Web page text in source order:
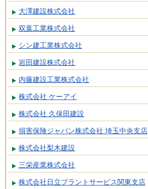
大澤建設株式会社
双葉工業株式会社
シン建工業株式会社
岩田建設株式会社
内藤建設工業株式会社
株式会社 ケーアイ
株式会社 久保田建設
損害保険ジャパン株式会社 埼玉中央支店
株式会社梨木建設
三栄産業株式会社
株式会社日立プラントサービス関東支店